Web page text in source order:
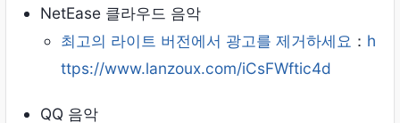
NetEase 클라우드 음악
최고의 라이트 버전에서 광고를 제거하세요 ： h
ttps://www.lanzoux.com/iCsFWftic4d
QQ 음악